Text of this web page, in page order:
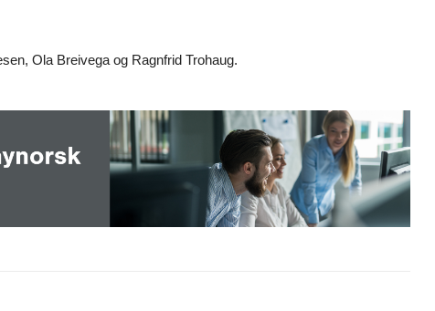
Ola Breivega og Ragnfrid Trohaug.